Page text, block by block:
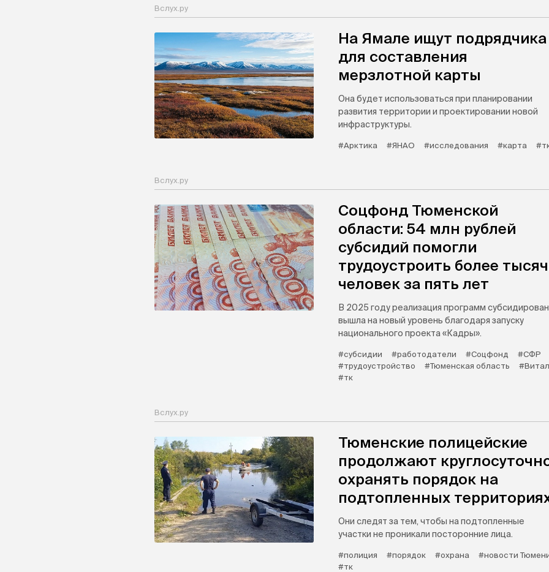
Вслух.ру
На Ямале ищут подрядчика
для составления
мерзлотной карты
Она будет использоваться при планировании
развития территории и проектировании новой
инфраструктуры.
#Арктика #ЯНАО #исследования #карта
Вслух.ру
Соцфонд Тюменской
области: 54 млн рублей
субсидий помогли
трудоустроить более
человек за пять лет
В 2025 году реализация программ
вышла на новый уровень благодаря запуску
национального проекта «Кадры».
#субсидии #работодатели #Соцфонд #СФР
#трудоустройство
#Тюменская область
#тк
Вслух.ру
Тюменские полицейские
продолжают
охранять порядок на
подтопленных
Они следят за тем, чтобы на подтопленные
участки не проникали посторонние лица.
#полиция #порядок #охрана #новости
#тк